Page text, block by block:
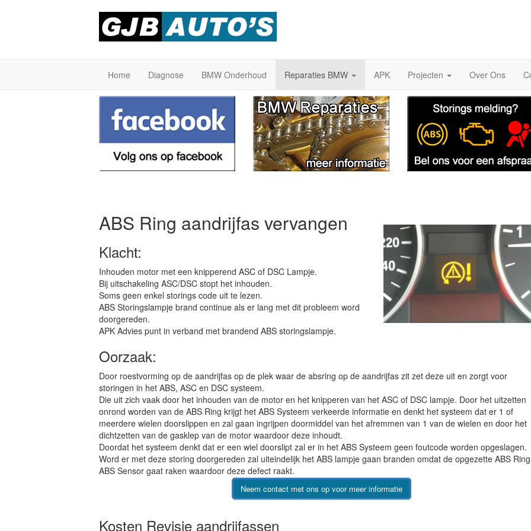
Home Diagnose BMW Onderhoud Reparaties BMW APK Projecten Over Ons
ABS Ring aandrijfas vervangen
Klacht:
Inhouden motor met een knipperend ASC of DSC Lampje.
Bij uitschakeling ASC/DSC stopt het inhouden.
Soms geen enkel storings code uit te lezen.
ABS Storingslampje brand continue als er lang met dit probleem word
doorgereden.
APK Advies punt in verband met brandend ABS storingslampje.
Oorzaak:
Door roestvorming op de aandrijfas op de plek waar de absring op de aandrijfas zit zet deze uit en zorgt voor
storingen in het ABS, ASC en DSC systeem.
Die uit zich vaak door het inhouden van de motor en het knipperen van het ASC of DSC lampje. Door het uitzetten
onrond worden van de ABS Ring krijgt het ABS Systeem verkeerde informatie en denkt het systeem dat er 1 of
meerdere wielen doorslippen en zal gaan ingrijpen doormiddel van het afremmen van 1 van de wielen en door het
dichtzetten van de gasklep van de motor waardoor deze inhoudt.
Doordat het systeem denkt dat er een wiel doorslipt zal er in het ABS Systeem geen foutcode worden opgeslagen.
Word er met deze storing doorgereden zal uiteindelijk het ABS lampje gaan branden omdat de opgezette ABS
ABS Sensor gaat raken waardoor deze defect raakt.
Neem contact met ons op voor meer informatie
Kosten Revisie aandrijfassen